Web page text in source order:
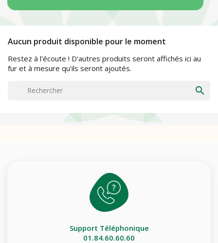
Aucun produit disponible pour le moment
Restez à l'écoute ! D'autres produits seront affichés ici au
fur et à mesure qu'ils seront ajoutés.
search
Support Téléphonique
01.84.60.60.60